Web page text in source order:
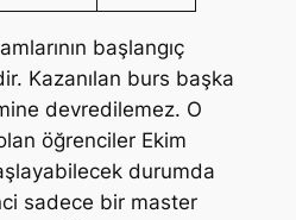
başlangıç
Kazanılan burs başka
devredilemez. O
öğrenciler Ekim
durumda
sadece bir master